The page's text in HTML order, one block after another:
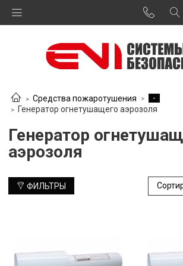
Средства пожаротушения
-
Генератор огнетушащего аэрозоля
Генератор
аэрозоля
ФИЛЬТРЫ